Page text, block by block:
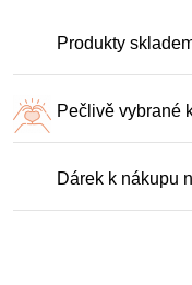
Produkty
Pečlivě vybrané
Dárek k nákupu